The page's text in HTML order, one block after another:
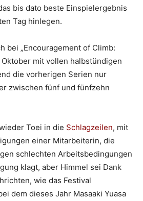
bis dato beste Einspielergebnis
Tag hinlegen.
bei „Encouragement of Climb:
Oktober mit vollen halbstündigen
die vorherigen Serien nur
zwischen fünf und fünfzehn
Toei in die Schlagzeilen, mit
einer Mitarbeiterin, die
schlechten Arbeitsbedingungen
klagt, aber Himmel sei Dank
wie das Festival
dem dieses Jahr Masaaki Yuasa